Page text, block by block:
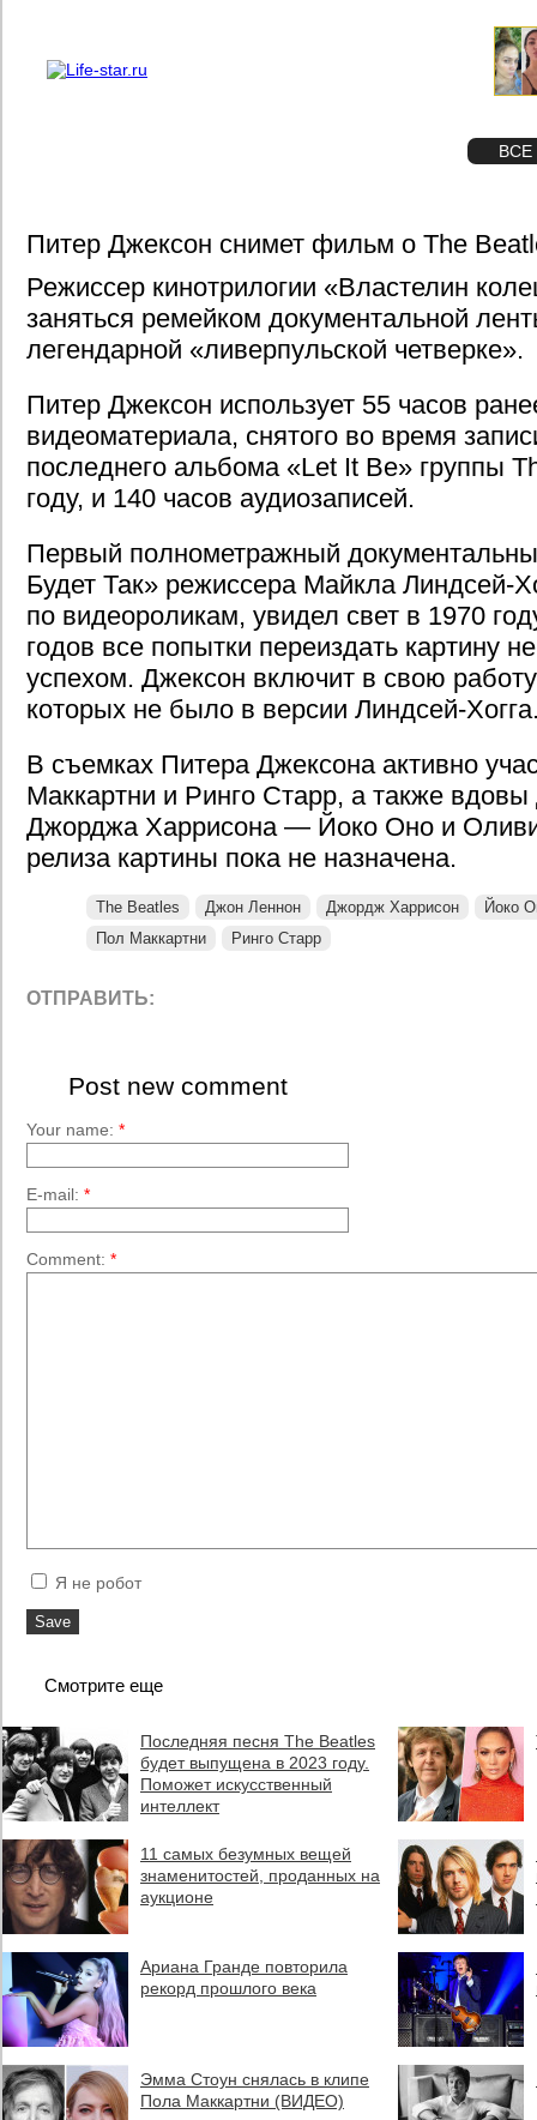
ВСЕ
Питер Джексон снимет фильм о The
Режиссер кинотрилогии «Властелин
заняться ремейком документальной
легендарной «ливерпульской четверке».
Питер Джексон использует 55 часов
видеоматериала, снятого во время
последнего альбома «Let It Be» группы
году, и 140 часов аудиозаписей.
Первый полнометражный
Будет Так» режиссера Майкла Линдсей-
по видеороликам, увидел свет в 1970
годов все попытки переиздать картину
успехом. Джексон включит в свою
которых не было в версии Линдсей-
В съемках Питера Джексона активно
Маккартни и Ринго Старр, а также
Джорджа Харрисона — Йоко Оно и
релиза картины пока не назначена.
The Beatles Джон Леннон Джордж Харрисон
Йоко
Пол Маккартни
Ринго Старр
ОТПРАВИТЬ:
Post new comment
Your name: *
E-mail: *
Comment: *
Я не робот
Смотрите еще
Последняя песня The Beatles
будет выпущена в 2023 году.
Поможет искусственный
интеллект
11 самых безумных вещей
знаменитостей, проданных на
аукционе
Ариана Гранде повторила
рекорд прошлого века
Эмма Стоун снялась в клипе
Пола Маккартни (ВИДЕО)